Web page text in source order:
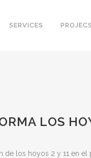
SERVICES PROJECS
LOS
de los hoyos 2 y 11 en